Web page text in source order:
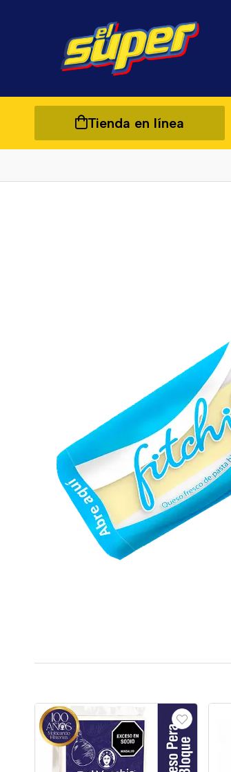
Tienda en línea